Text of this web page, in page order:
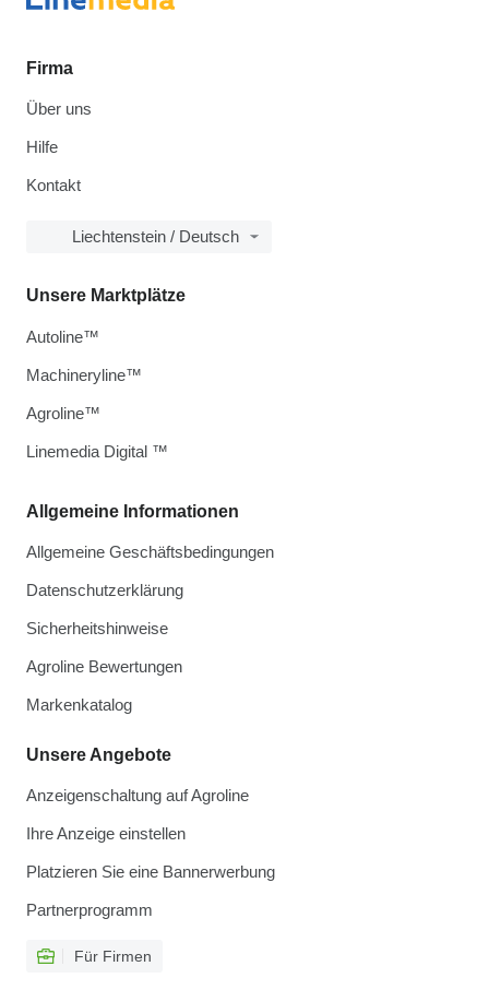
Firma
Über uns
Hilfe
Kontakt
Liechtenstein / Deutsch
Allgemeine Informationen
Allgemeine Geschäftsbedingungen
Datenschutzerklärung
Sicherheitshinweise
Agroline Bewertungen
Markenkatalog
Unsere Angebote
Anzeigenschaltung auf Agroline
Ihre Anzeige einstellen
Platzieren Sie eine Bannerwerbung
Partnerprogramm
Für Firmen
Unsere Marktplätze
Autoline™
Machineryline™
Agroline™
Linemedia Digital ™